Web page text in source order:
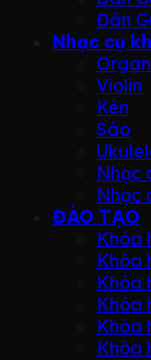
Đàn
Nhạc cụ
Organ
Violin
Kèn
Sáo
Nhạc
Nhạc
ĐÀO TẠO
Khóa
Khóa
Khóa
Khóa
Khóa
Khóa